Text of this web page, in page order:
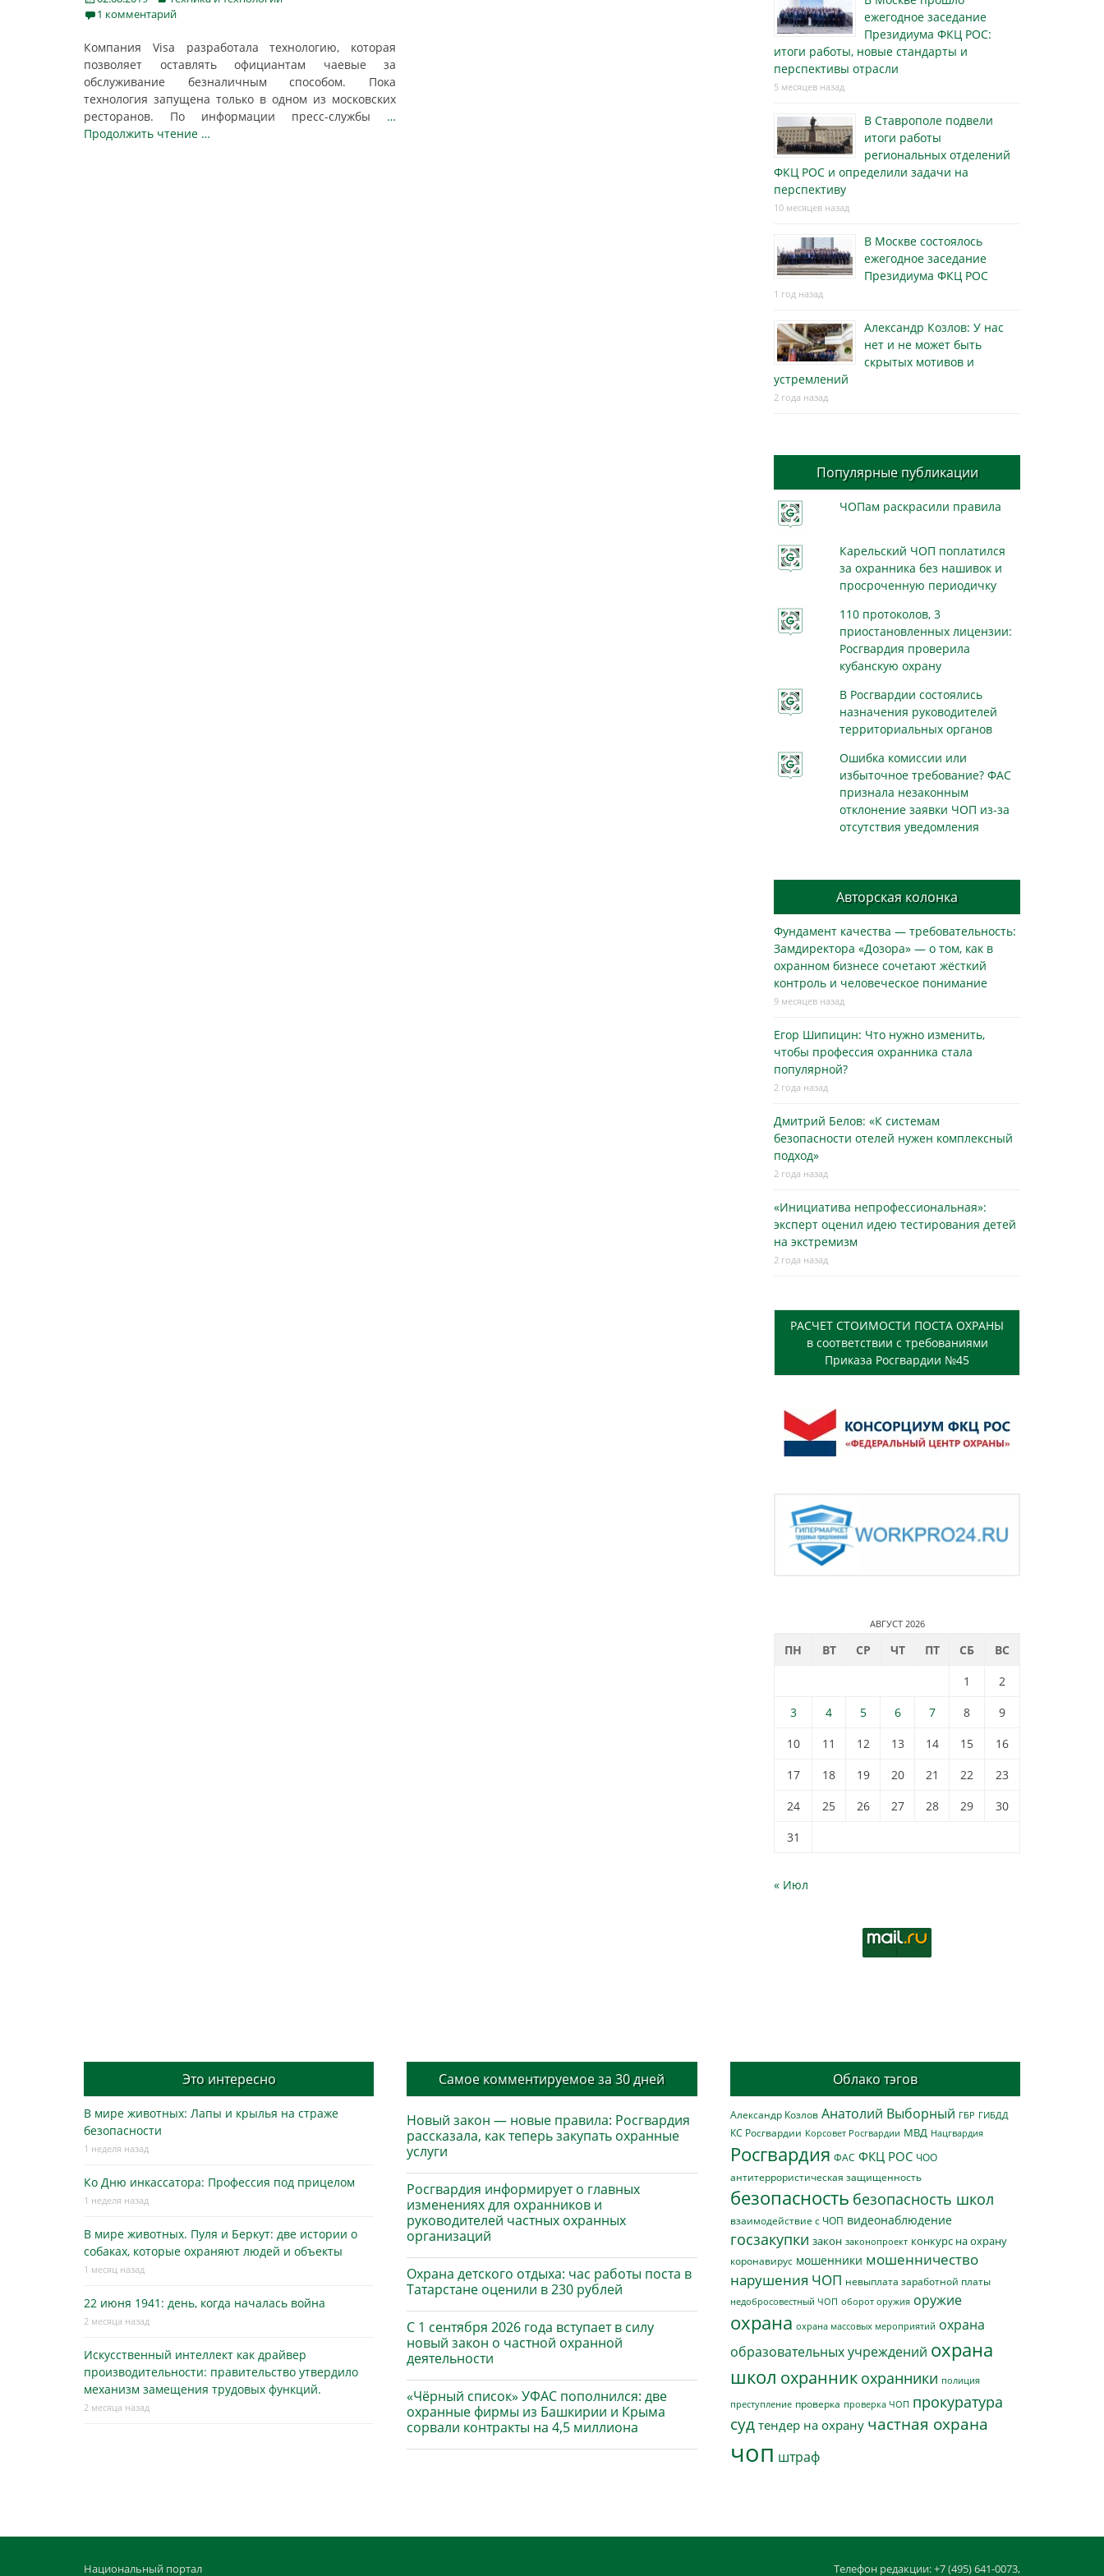
on1 комментарий
Компания Visa разработала технологию, которая
позволяет оставлять официантам чаевые за
обслуживание безналичным способом. Пока
технология запущена только в одном из московских
ресторанов. По информации пресс-службы …
Продолжить чтение …
ежегодное заседание
Президиума ФКЦ РОС:
итоги работы, новые стандарты и
перспективы отрасли
5 месяцев назад
В Ставрополе подвели
итоги работы
региональных отделений
ФКЦ РОС и определили задачи на
перспективу
10 месяцев назад
В Москве состоялось
ежегодное заседание
Президиума ФКЦ РОС
1 год назад
Александр Козлов: У нас
нет и не может быть
скрытых мотивов и
устремлений
2 года назад
Популярные публикации
ЧОПам раскрасили правила
Карельский ЧОП поплатился
за охранника без нашивок и
просроченную периодичку
110 протоколов, 3
приостановленных лицензии:
Росгвардия проверила
кубанскую охрану
В Росгвардии состоялись
назначения руководителей
территориальных органов
Ошибка комиссии или
избыточное требование? ФАС
признала незаконным
отклонение заявки ЧОП из-за
отсутствия уведомления
Авторская колонка
Фундамент качества — требовательность:
Замдиректора «Дозора» — о том, как в
охранном бизнесe сочетают жёсткий
контроль и человеческое понимание
9 месяцев назад
Егор Шипицин: Что нужно изменить,
чтобы профессия охранника стала
популярной?
2 года назад
Дмитрий Белов: «К системам
безопасности отелей нужен комплексный
подход»
2 года назад
«Инициатива непрофессиональная»:
эксперт оценил идею тестирования детей
на экстремизм
2 года назад
РАСЧЕТ СТОИМОСТИ ПОСТА ОХРАНЫ
в соответствии с требованиями
Приказа Росгвардии №45
АВГУСТ 2026
ПН ВТ СР ЧТ ПТ СБ
ВС
1
2
3
4 5 6 7 8
9
10
11 12 13 14 15
16
17
18 19 20 21 22
23
24
25 26 27 28 29
30
31
« Июл
Это интересно
В мире животных: Лапы и крылья на страже
безопасности
1 неделя назад
Ко Дню инкассатора: Профессия под прицелом
1 неделя назад
В мире животных. Пуля и Беркут: две истории о
собаках, которые охраняют людей и объекты
1 месяц назад
22 июня 1941: день, когда началась война
2 месяца назад
Искусственный интеллект как драйвер
производительности: правительство утвердило
механизм замещения трудовых функций.
2 месяца назад
Самое комментируемое за 30 дней
Новый закон — новые правила: Росгвардия
рассказала, как теперь закупать охранные
услуги
Росгвардия информирует о главных
изменениях для охранников и
руководителей частных охранных
организаций
Охрана детского отдыха: час работы поста в
Татарстане оценили в 230 рублей
С 1 сентября 2026 года вступает в силу
новый закон о частной охранной
деятельности
«Чёрный список» УФАС пополнился: две
охранные фирмы из Башкирии и Крыма
сорвали контракты на 4,5 миллиона
Облако тэгов
Александр Козлов Анатолий Выборный ГБР ГИБДД
КС Росгвардии Корсовет Росгвардии МВД Нацгвардия
Росгвардия ФАС ФКЦ РОС ЧОО
антитеррористическая защищенность
безопасность безопасность школ
взаимодействие с ЧОП видеонаблюдение
госзакупки закон законопроект конкурс на охрану
коронавирус мошенники мошенничество
нарушения ЧОП невыплата заработной платы
недобросовестный ЧОП оборот оружия оружие
охрана охрана массовых мероприятий охрана
образовательных учреждений охрана
школ охранник охранники полиция
преступление проверка проверка ЧОП прокуратура
суд тендер на охрану частная охрана
чоп штраф
Национальный портал Телефон редакции: +7 (495) 641-0073,